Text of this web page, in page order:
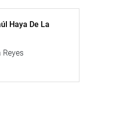
Haya De La
Reyes